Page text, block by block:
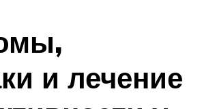
и лечение